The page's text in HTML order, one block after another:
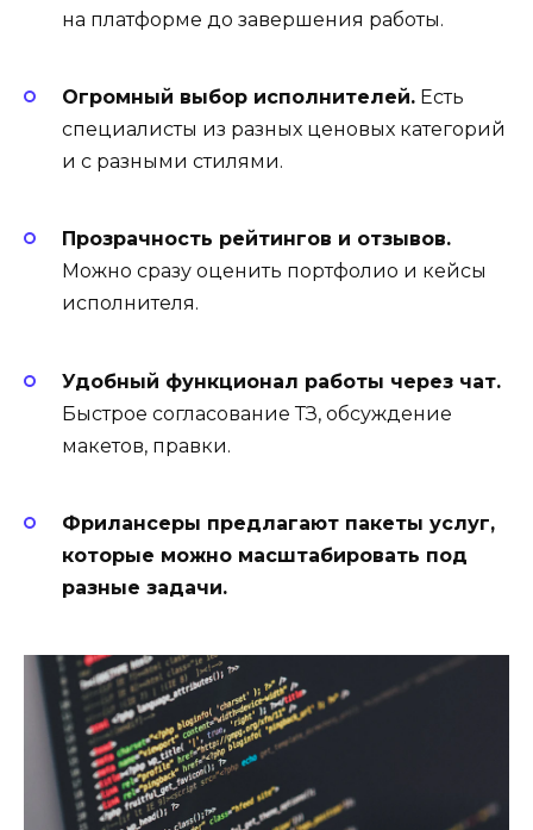
на платформе до завершения работы.
Огромный выбор исполнителей. Есть
специалисты из разных ценовых категорий
и с разными стилями.
Прозрачность рейтингов и отзывов.
Можно сразу оценить портфолио и кейсы
исполнителя.
Удобный функционал работы через чат.
Быстрое согласование ТЗ, обсуждение
макетов, правки.
Фрилансеры предлагают пакеты услуг,
которые можно масштабировать под
разные задачи.